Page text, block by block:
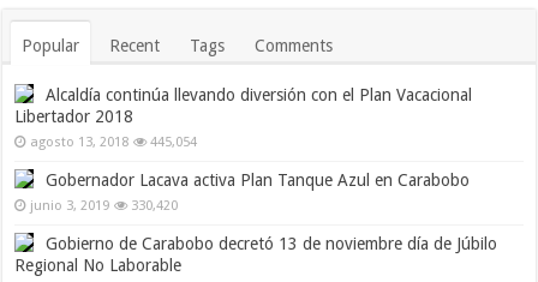
Popular Recent Tags Comments
Alcaldía continúa llevando diversión con el Plan Vacacional
Libertador 2018
agosto 13, 2018 445,054
Gobernador Lacava activa Plan Tanque Azul en Carabobo
junio 3, 2019 330,420
Gobierno de Carabobo decretó 13 de noviembre día de Júbilo
Regional No Laborable